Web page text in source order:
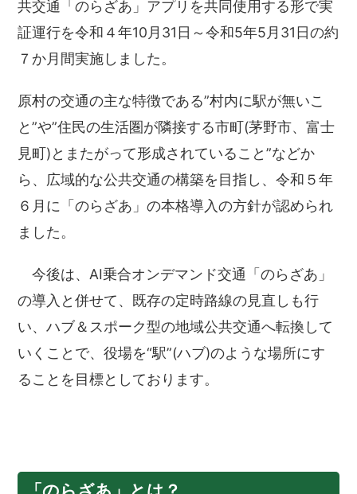
共交通「のらざあ」アプリを共同使用する形で実
証運行を令和４年10月31日～令和5年5月31日の約
７か月間実施しました。
原村の交通の主な特徴である”村内に駅が無いこ
と”や”住民の生活圏が隣接する市町(茅野市、富士
見町)とまたがって形成されていること”などか
ら、広域的な公共交通の構築を目指し、令和５年
６月に「のらざあ」の本格導入の方針が認められ
ました。
今後は、AI乗合オンデマンド交通「のらざあ」
の導入と併せて、既存の定時路線の見直しも行
い、ハブ＆スポーク型の地域公共交通へ転換して
いくことで、役場を“駅”(ハブ)のような場所にす
ることを目標としております。